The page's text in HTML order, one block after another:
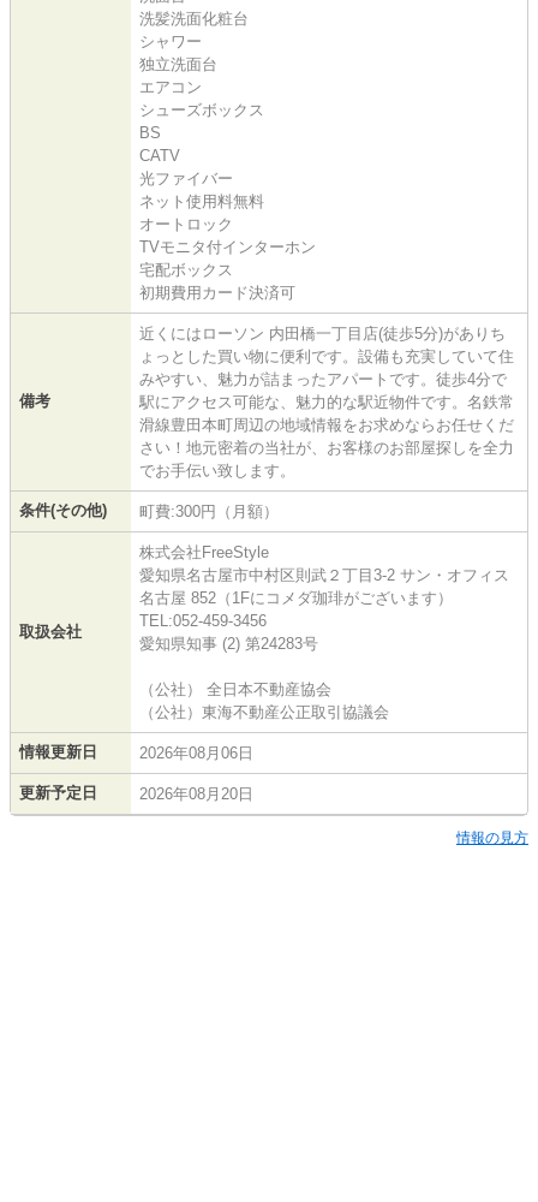
洗髪洗面化粧台
シャワー
独立洗面台
エアコン
シューズボックス
BS
CATV
光ファイバー
ネット使用料無料
オートロック
TVモニタ付インターホン
宅配ボックス
初期費用カード決済可
備考
近くにはローソン 内田橋一丁目店(徒歩5分)がありち
ょっとした買い物に便利です。設備も充実していて住
みやすい、魅力が詰まったアパートです。徒歩4分で
駅にアクセス可能な、魅力的な駅近物件です。名鉄常
滑線豊田本町周辺の地域情報をお求めならお任せくだ
さい！地元密着の当社が、お客様のお部屋探しを全力
でお手伝い致します。
条件(その他) 町費:300円（月額）
取扱会社
株式会社FreeStyle
愛知県名古屋市中村区則武２丁目3-2 サン・オフィス
名古屋 852（1Fにコメダ珈琲がございます）
TEL:052-459-3456
愛知県知事 (2) 第24283号
（公社） 全日本不動産協会
（公社）東海不動産公正取引協議会
情報更新日 2026年08月06日
更新予定日 2026年08月20日
情報の見方